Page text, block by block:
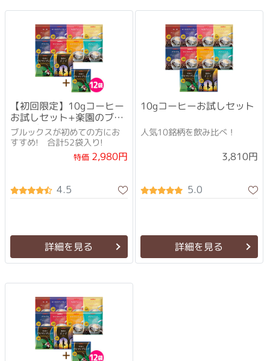
【初回限定】10gコーヒー
お試しセット+楽園のブル
マンブレンド
ブルックスが初めての方にお
すすめ! 合計52袋入り!
特価2,980円
4.5
詳細を見る
10gコーヒーお試しセット
人気10銘柄を飲み比べ！
3,810円
5.0
詳細を見る